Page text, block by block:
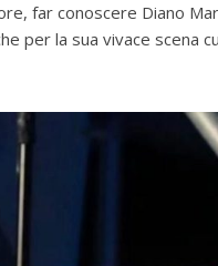
far conoscere Diano
per la sua vivace scena